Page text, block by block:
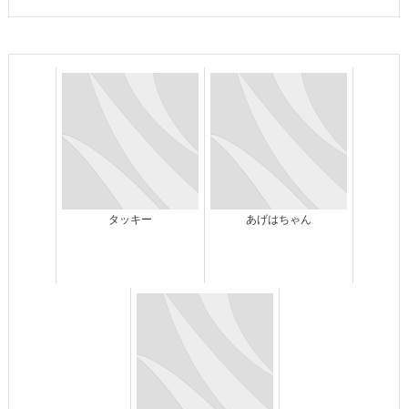
タッキー あげはちゃん